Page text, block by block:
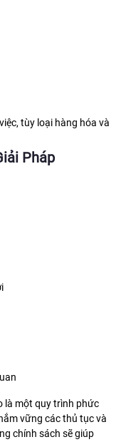
tùy loại hàng hóa và
Pháp
là một quy trình phức
vững các thủ tục và
chính sách sẽ giúp